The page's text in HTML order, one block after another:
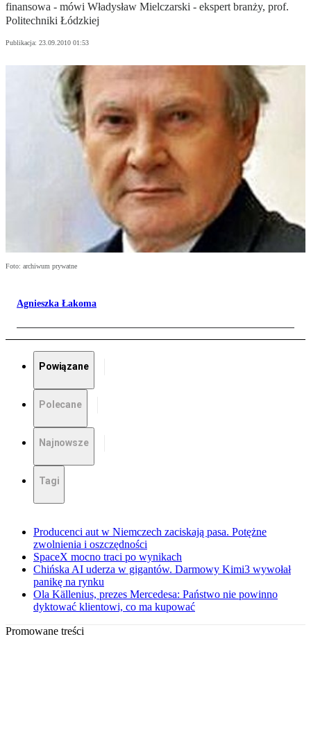
finansowa - mówi Władysław Mielczarski - ekspert branży, prof.
Politechniki Łódzkiej
Publikacja: 23.09.2010 01:53
Foto: archiwum prywatne
Agnieszka Łakoma
Powiązane
Polecane
Najnowsze
Tagi
Producenci aut w Niemczech zaciskają pasa. Potężne
zwolnienia i oszczędności
SpaceX mocno traci po wynikach
Chińska AI uderza w gigantów. Darmowy Kimi3 wywołał
panikę na rynku
Ola Källenius, prezes Mercedesa: Państwo nie powinno
dyktować klientowi, co ma kupować
Promowane treści